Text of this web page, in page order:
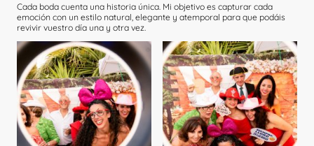
Cada boda cuenta una historia única. Mi objetivo es capturar cada
emoción con un estilo natural, elegante y atemporal para que podáis
revivir vuestro día una y otra vez.